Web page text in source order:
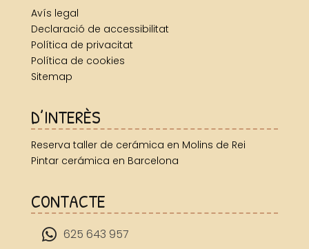
Avís legal
Declaració de accessibilitat
Política de privacitat
Política de cookies
Sitemap
D’INTERÈS
Reserva taller de cerámica en Molins de Rei
Pintar cerámica en Barcelona
CONTACTE
 625 643 957